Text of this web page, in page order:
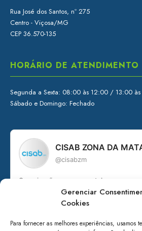
Gerenciar
Cookies
Para fornecer as melhores experiências, usamos
Rua José dos Santos, nº 275
Centro - Viçosa/MG
CEP 36.570-135
HORÁRIO DE ATENDIMENTO
Segunda a Sexta: 08:00 às 12:00 / 13:00
Sábado e Domingo: Fechado
CISAB ZONA DA
@cisabzm
Organização governamental
Consórcio Intermunicipal de
Básico da Zona da Mata de Minas